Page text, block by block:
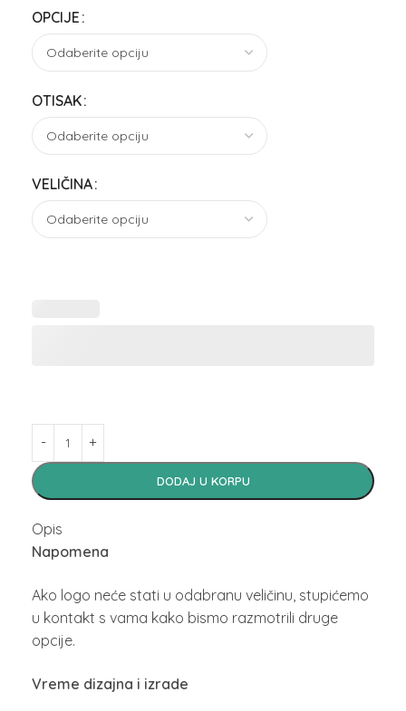
OPCIJE
OTISAK
VELIČINA
DODAJ U KORPU
Opis
Napomena
Ako logo neće stati u odabranu veličinu, stupićemo
u kontakt s vama kako bismo razmotrili druge
opcije.
Vreme dizajna i izrade